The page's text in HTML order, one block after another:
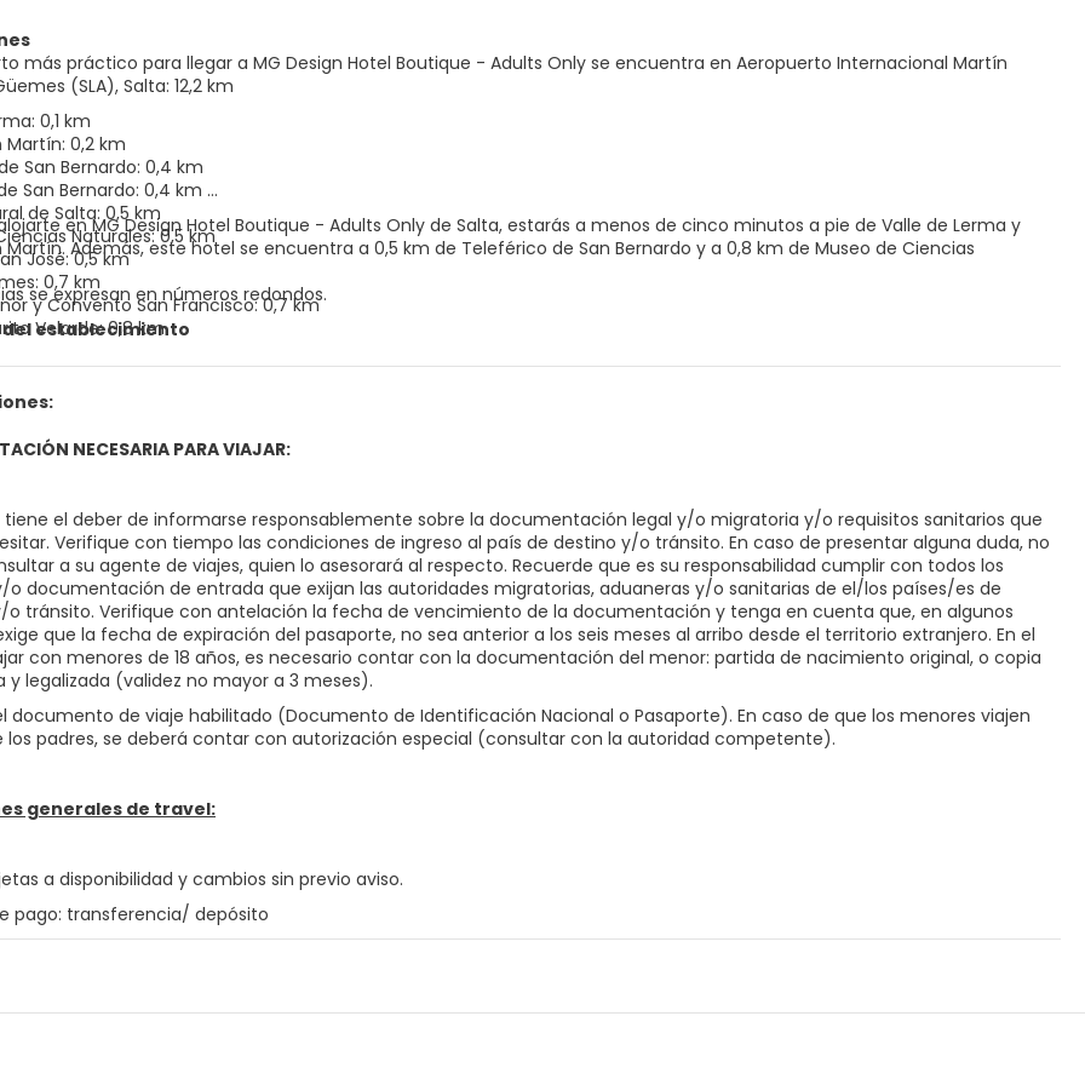
del establecimiento
en MG Design Hotel Boutique - Adults Only de Salta, estarás a menos de cinco minutos a pie de Valle de Lerma y
San Bernardo y a 0,8 km de Museo de Ciencias
se expresan en números redondos.
0,1 km
Martín: 0,2 km
San Bernardo: 0,4 km
San Bernardo: 0,4 km
de Salta: 0,5 km
Naturales: 0,5 km
José: 0,5 km
0,7 km
y Convento San Francisco: 0,7 km
Velarde: 0,8 km
de Salta: 1 km
1 km
Contemporáneo: 1 km
más práctico para llegar a MG Design Hotel Boutique - Adults Only se encuentra en Aeropuerto Internacional Martín
(SLA), Salta: 12,2 km
NECESARIA PARA VIAJAR:
tiene el deber de informarse responsablemente sobre la documentación legal y/o migratoria y/o requisitos sanitarios que
Verifique con tiempo las condiciones de ingreso al país de destino y/o tránsito. En caso de presentar alguna duda, no
a su agente de viajes, quien lo asesorará al respecto. Recuerde que es su responsabilidad cumplir con todos los
o documentación de entrada que exijan las autoridades migratorias, aduaneras y/o sanitarias de el/los países/es de
tránsito. Verifique con antelación la fecha de vencimiento de la documentación y tenga en cuenta que, en algunos
que la fecha de expiración del pasaporte, no sea anterior a los seis meses al arribo desde el territorio extranjero. En el
con menores de 18 años, es necesario contar con la documentación del menor: partida de nacimiento original, o copia
y legalizada (validez no mayor a 3 meses).
documento de viaje habilitado (Documento de Identificación Nacional o Pasaporte). En caso de que los menores viajen
los padres, se deberá contar con autorización especial (consultar con la autoridad competente).
generales de travel:
a disponibilidad y cambios sin previo aviso.
pago: transferencia/ depósito